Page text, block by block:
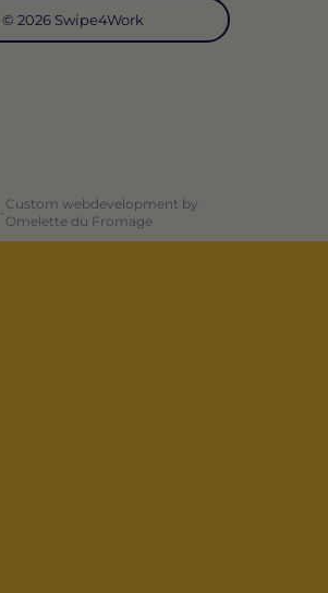
© 2026 Swipe4Work
-
Custom webdevelopment by
Omelette du Fromage